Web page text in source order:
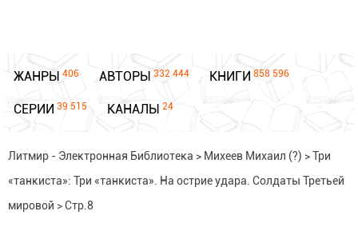
ЖАНРЫ 406 АВТОРЫ 332 444 КНИГИ 858 596
СЕРИИ 39 515 КАНАЛЫ 24
Литмир - Электронная Библиотека > Михеев Михаил (?) >Три
«танкиста»: Три «танкиста». На острие удара. Солдаты Третьей
мировой >Стр.8